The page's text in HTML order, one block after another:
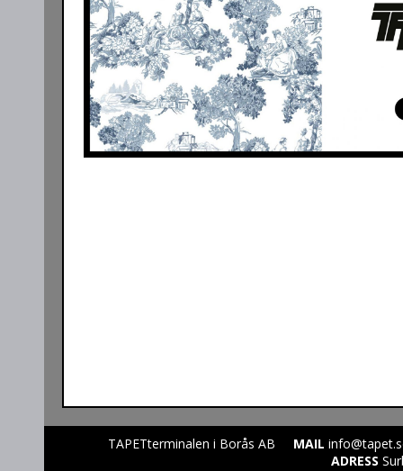
TAPETterminalen i Borås AB MAIL
ADRESS